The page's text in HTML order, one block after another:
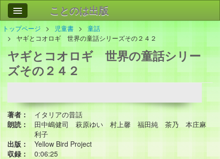
ことのは出版
作品
事業案内
会社情報
お問い合わせ
トップページ 児童書
童話
ヤギとコオロギ 世界の童話シリーズその２４２
ヤギとコオロギ 世界の童話シリー
ズその２４２
著者：
イタリアの昔話
朗読：
田中嶋健司 萩原ゆい 村上馨 福田純 茶乃 本庄麻
利子
出版：
Yellow Bird Project
収録：
0:06:25